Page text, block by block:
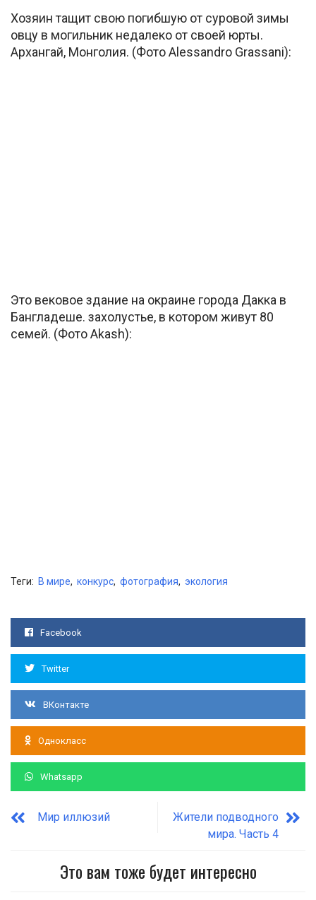
Хозяин тащит свою погибшую от суровой зимы
овцу в могильник недалеко от своей юрты.
Архангай, Монголия. (Фото Alessandro Grassani):
Это вековое здание на окраине города Дакка в
Бангладеше. захолустье, в котором живут 80
семей. (Фото Akash):
Теги: В мире, конкурс, фотография, экология
Facebook
Twitter
ВКонтакте
Однокласс
Whatsapp
Мир иллюзий
Жители подводного
мира. Часть 4
Это вам тоже будет интересно